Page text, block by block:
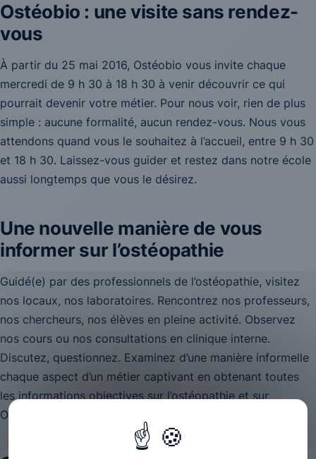
Ostéobio : une visite sans rendez-
vous
À partir du 25 mai 2016, Ostéobio vous invite chaque
mercredi de 9 h 30 à 18 h 30 à venir découvrir ce qui
pourrait devenir votre métier. Pour nous voir, rien de plus
simple : aucune formalité, aucun rendez-vous. Nous vous
attendons quand vous le souhaitez à l’accueil, entre 9 h 30
et 18 h 30. Laissez-vous guider et restez dans notre école
aussi longtemps que vous le désirez.
Une nouvelle manière de vous
informer sur l’ostéopathie
Guidé(e) par des professionnels de l’ostéopathie, visitez
nos locaux, nos laboratoires. Rencontrez nos professeurs,
nos chercheurs, nos élèves en pleine activité. Observez
nos cours ou nos consultations en clinique interne.
Discutez, questionnez. Examinez d’une manière informelle
chaque aspect d’un métier captivant en obtenant toutes
les informations objectives sur l’ostéopathie et sur
Ostéobio.